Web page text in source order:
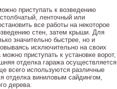
приступать к возведению
ленточный или
все работы на некоторое
стен, затем крыши. Для
значительно быстрее, но и
исключительно на своих
приступать к установке ворот,
отделка гаража осуществляется
всего используются различные
отделка виниловым сайдингом,
дерева.